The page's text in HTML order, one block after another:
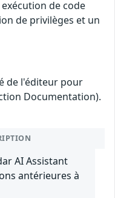
de code
de privilèges et un
de l'éditeur pour
Documentation).
AI Assistant
antérieures à